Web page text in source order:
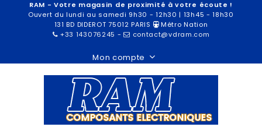
RAM - Votre magasin de proximité à votre écoute !
Ouvert du lundi au samedi 9h30 - 12h30 | 13h45 - 18h30
131 BD DIDEROT 75012 PARIS
Métro Nation
+33 143076245 - contact@vdram.com
Mon compte